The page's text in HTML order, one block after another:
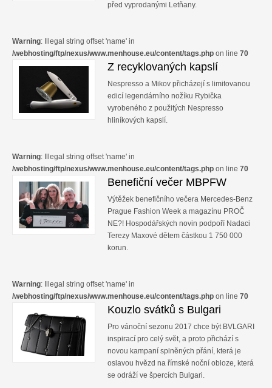
Sport
Cestování
Gurmán
před vyprodanými Letňany.
Warning: Illegal string offset 'name' in
/webhosting/ftp/nexus/www.menhouse.eu/content/tags.php on line 70
Z recyklovaných kapslí
Nespresso a Mikov přicházejí s limitovanou
edicí legendárního nožíku Rybička
vyrobeného z použitých Nespresso
hliníkových kapslí.
Warning: Illegal string offset 'name' in
/webhosting/ftp/nexus/www.menhouse.eu/content/tags.php on line 70
Benefiční večer MBPFW
Výtěžek benefičního večera Mercedes-Benz
Prague Fashion Week a magazínu PROČ
NE?! Hospodářských novin podpoří Nadaci
Terezy Maxové dětem částkou 1 750 000
korun.
Warning: Illegal string offset 'name' in
/webhosting/ftp/nexus/www.menhouse.eu/content/tags.php on line 70
Kouzlo svátků s Bulgari
Pro vánoční sezonu 2017 chce být BVLGARI
inspirací pro celý svět, a proto přichází s
novou kampaní splněných přání, která je
oslavou hvězd na římské noční obloze, která
se odráží ve špercích Bulgari.